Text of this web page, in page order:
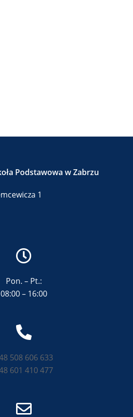
Podstawowa w Zabrzu
1
Pon. – Pt.:
08:00 – 16:00
508 606 633
601 410 477